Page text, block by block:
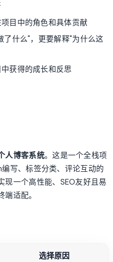
目中的角色和具体贡献
了什么"，更要解释"为什么这
获得的成长和反思
人博客系统。这是一个全栈项
写、标签分类、评论互动的
现一个高性能、SEO友好且易
适配。
选择原因